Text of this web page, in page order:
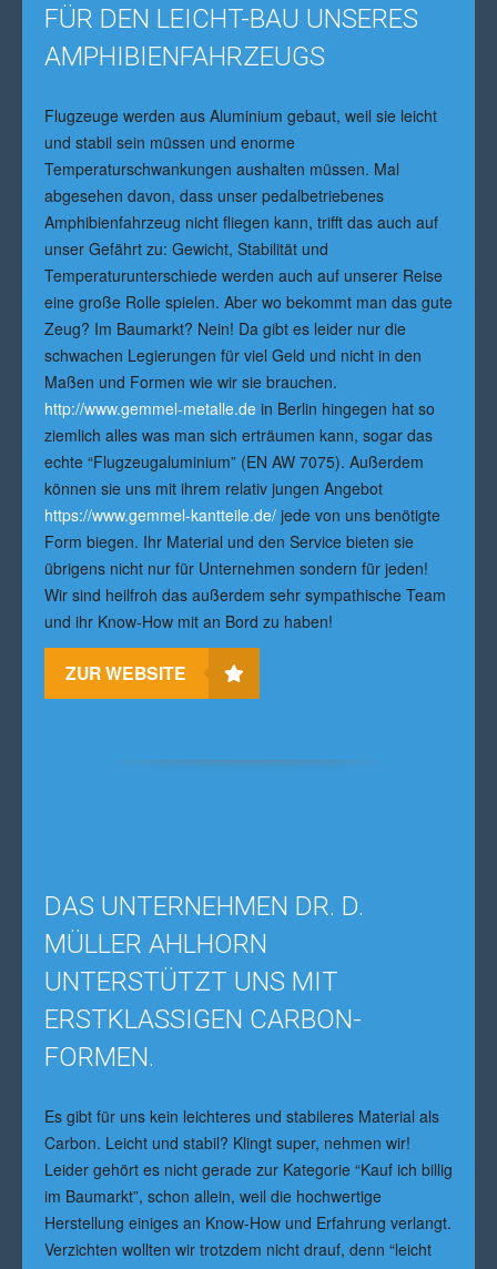
FÜR DEN LEICHT-BAU UNSERES
AMPHIBIENFAHRZEUGS
Flugzeuge werden aus Aluminium gebaut, weil sie leicht
und stabil sein müssen und enorme
Temperaturschwankungen aushalten müssen. Mal
abgesehen davon, dass unser pedalbetriebenes
Amphibienfahrzeug nicht fliegen kann, trifft das auch auf
unser Gefährt zu: Gewicht, Stabilität und
Temperaturunterschiede werden auch auf unserer Reise
eine große Rolle spielen. Aber wo bekommt man das gute
Zeug? Im Baumarkt? Nein! Da gibt es leider nur die
schwachen Legierungen für viel Geld und nicht in den
Maßen und Formen wie wir sie brauchen.
http://www.gemmel-metalle.de in Berlin hingegen hat so
ziemlich alles was man sich erträumen kann, sogar das
echte “Flugzeugaluminium” (EN AW 7075). Außerdem
können sie uns mit ihrem relativ jungen Angebot
https://www.gemmel-kantteile.de/ jede von uns benötigte
Form biegen. Ihr Material und den Service bieten sie
übrigens nicht nur für Unternehmen sondern für jeden!
Wir sind heilfroh das außerdem sehr sympathische Team
und ihr Know-How mit an Bord zu haben!
ZUR WEBSITE
DAS UNTERNEHMEN DR. D.
MÜLLER AHLHORN
UNTERSTÜTZT UNS MIT
ERSTKLASSIGEN CARBON-
FORMEN.
Es gibt für uns kein leichteres und stabileres Material als
Carbon. Leicht und stabil? Klingt super, nehmen wir!
Leider gehört es nicht gerade zur Kategorie “Kauf ich billig
im Baumarkt”, schon allein, weil die hochwertige
Herstellung einiges an Know-How und Erfahrung verlangt.
Verzichten wollten wir trotzdem nicht drauf, denn “leicht